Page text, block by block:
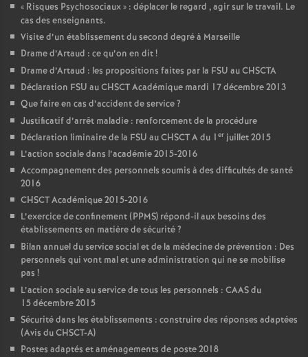
« Risques Psychosociaux» : déplacer le regard , agir sur le travail. Le
cas des enseignants.
Visite d’un établissement du second degré à Marseille
Drame d’Artaud : ce qu’on en dit!
Drame d’Artaud : les propositions faites par la FSU au CHSCTA
Déclaration FSU au CHSCT Académique mardi 17 décembre 2013
Que faire en cas d’accident de service?
Justificatif d’arrêt maladie : renforcement de la procédure
Déclaration liminaire de la FSU au CHSCT A du 1 er juillet 2015
L’action sociale dans l’académie 2015-2016
Accompagnement des personnels soumis à des difficultés de santé
2016
CHSCT Académique 2015-2016
L’exercice de confinement (PPMS) répond-il aux besoins des
établissements en matière de sécurité?
Bilan annuel du service social et de la médecine de prévention : Des
personnels qui vont mal et une administration qui ne se mobilise
pas !
L’action sociale au service de tous les personnels : CAAS du
15 décembre 2015
Sécurité dans les établissements : construire des réponses adaptées
(Avis du CHSCT-A)
Postes adaptés et aménagements de poste 2018